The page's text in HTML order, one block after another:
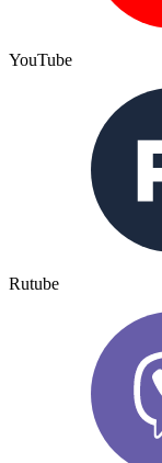
YouTube
Rutube